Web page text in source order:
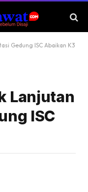
Gedung ISC Abaikan K3
Lanjutan
ISC